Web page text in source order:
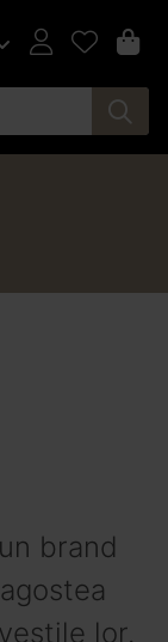
brand
lor.